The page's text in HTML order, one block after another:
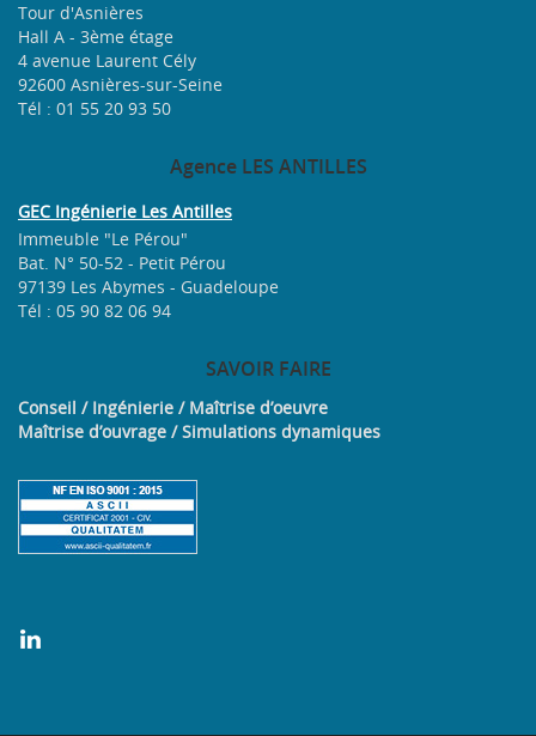
Tour d'Asnières
Hall A - 3ème étage
4 avenue Laurent Cély
92600 Asnières-sur-Seine
Tél : 01 55 20 93 50
AgenceLES ANTILLES
GEC Ingénierie Les Antilles
Immeuble "Le Pérou"
Bat. N° 50-52 - Petit Pérou
97139 Les Abymes - Guadeloupe
Tél : 05 90 82 06 94
SAVOIRFAIRE
Conseil / Ingénierie / Maîtrise d’oeuvre
Maîtrise d’ouvrage / Simulations dynamiques